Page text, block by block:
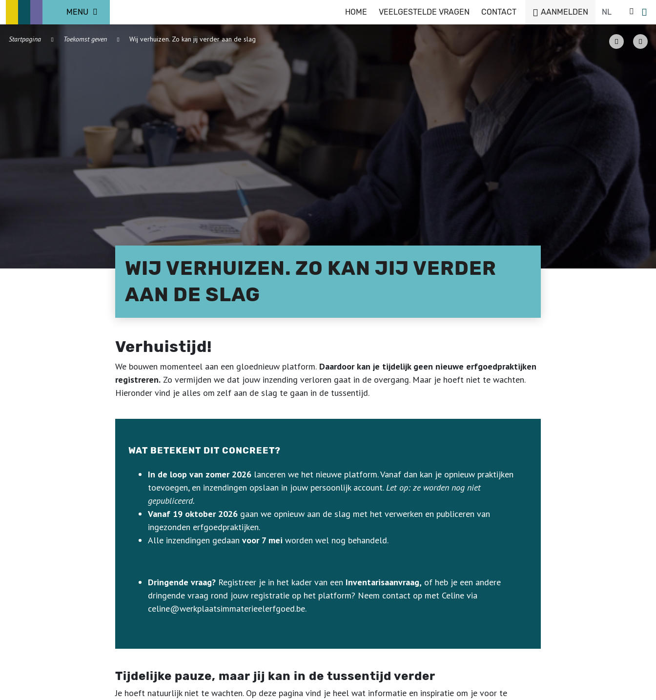
MENU HOME VEELGESTELDE VRAGEN CONTACT AANMELDEN
Startpagina Toekomst geven Wij verhuizen. Zo kan jij verder aan de slag
WIJ VERHUIZEN. ZO KAN JIJ VERDER
AAN DE SLAG
Verhuistijd!
We bouwen momenteel aan een gloednieuw platform. Daardoor kan je tijdelijk geen nieuwe erfgoedpraktijken
registreren. Zo vermijden we dat jouw inzending verloren gaat in de overgang. Maar je hoeft niet te wachten.
Hieronder vind je alles om zelf aan de slag te gaan in de tussentijd.
WAT BETEKENT DIT CONCREET?
In de loop van zomer 2026 lanceren we het nieuwe platform. Vanaf dan kan je opnieuw praktijken
toevoegen, en inzendingen opslaan in jouw persoonlijk account.Let op: ze worden nog niet
gepubliceerd.
Vanaf 19 oktober 2026 gaan we opnieuw aan de slag met het verwerken en publiceren van
ingezonden erfgoedpraktijken.
Alle inzendingen gedaan voor 7 mei worden wel nog behandeld.
Dringende vraag? Registreer je in het kader van een Inventarisaanvraag, of heb je een andere
dringende vraag rond jouw registratie op het platform? Neem contact op met Celine via
celine@werkplaatsimmaterieelerfgoed.be.
Tijdelijke pauze, maar jij kan in de tussentijd verder
Je hoeft natuurlijk niet te wachten. Op deze pagina vind je heel wat informatie en inspiratie om je voor te